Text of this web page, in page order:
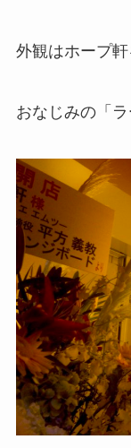
外観はホープ軒
おなじみの「